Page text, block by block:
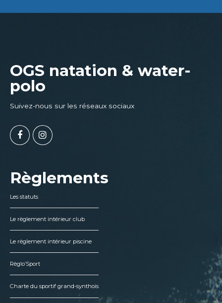
OGS natation & water-
polo
Suivez-nous sur les réseaux sociaux
Règlements
Les statuts
Le règlement intérieur club
Le règlement intérieur piscine
Règlo’Sport
Charte du sportif grand-synthois